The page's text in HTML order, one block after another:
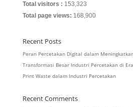
Total visitors : 153,323
Total page views: 168,900
Recent Posts
Peran Percetakan Digital dalam
Transformasi Besar Industri Percetakan di
Print Waste dalam Industri Percetakan
Recent Comments